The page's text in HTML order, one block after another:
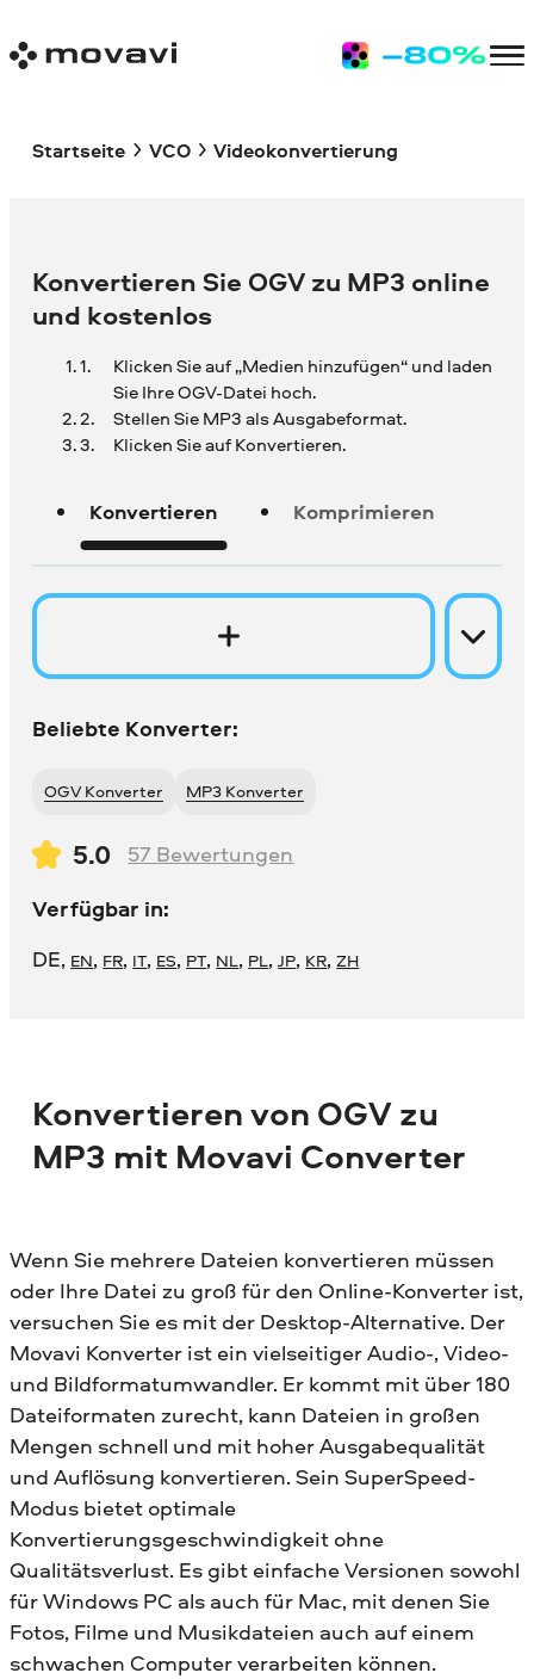
Startseite VCO Videokonvertierung
Konvertieren Sie OGV zu MP3 online
und kostenlos
Klicken Sie auf „Medien hinzufügen“ und laden
Sie IhreOGV-Datei hoch.
Stellen Sie MP3 als Ausgabeformat.
Klicken Sie auf Konvertieren.
Konvertieren Komprimieren
Beliebte Konverter:
OGV Konverter MP3 Konverter
5.0 57 Bewertungen
Verfügbar in:
DE, EN, FR, IT, ES, PT, NL, PL,JP, KR,ZH
Konvertieren von OGV zu
MP3 mit Movavi Converter
Wenn Sie mehrere Dateien konvertieren müssen
oder Ihre Datei zu groß für den Online-Konverter ist,
versuchen Sie es mit der Desktop-Alternative. Der
Movavi Konverter ist ein vielseitiger Audio-, Video-
und Bildformatumwandler. Er kommt mit über 180
Dateiformaten zurecht, kann Dateien in großen
Mengen schnell und mit hoher Ausgabequalität
und Auflösung konvertieren. Sein SuperSpeed-
Modus bietet optimale
Konvertierungsgeschwindigkeit ohne
Qualitätsverlust. Es gibt einfache Versionen sowohl
für Windows PC als auch für Mac, mit denen Sie
Fotos, Filme und Musikdateien auch auf einem
schwachen Computer verarbeiten können.